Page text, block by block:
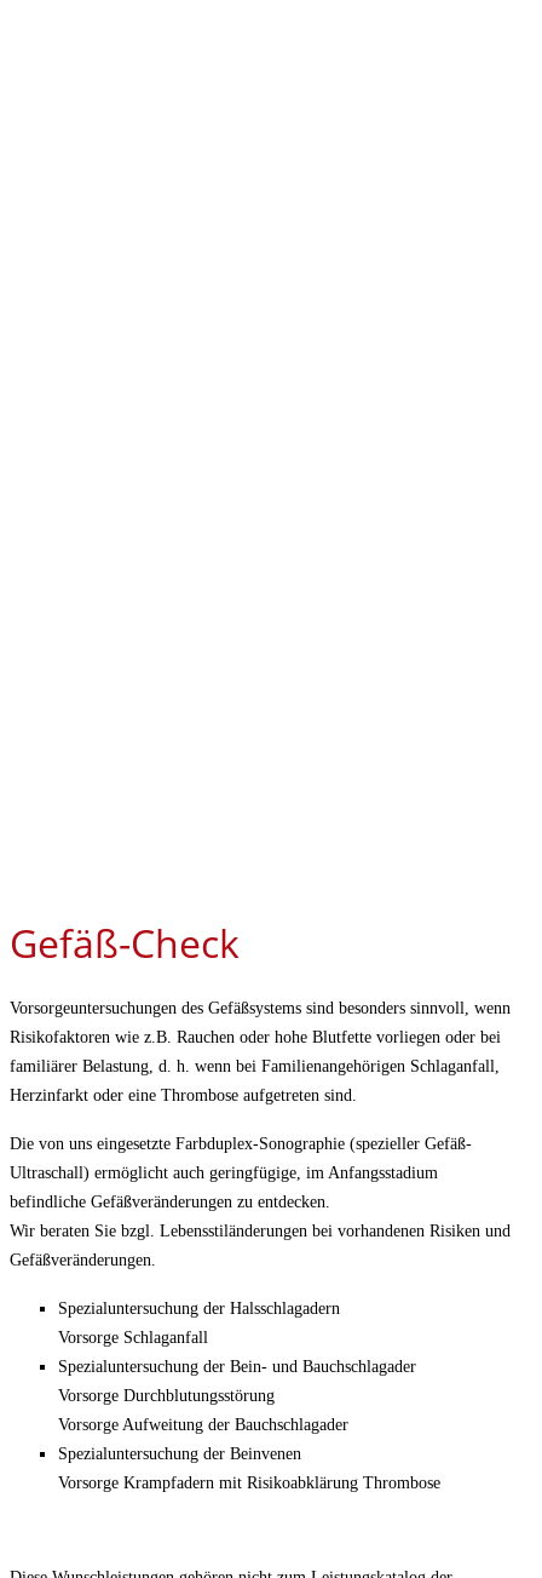
Gefäß-Check
Vorsorgeuntersuchungen des Gefäßsystems sind besonders sinnvoll, wenn
Risikofaktoren wie z.B. Rauchen oder hohe Blutfette vorliegen oder bei
familiärer Belastung, d. h. wenn bei Familienangehörigen Schlaganfall,
Herzinfarkt oder eine Thrombose aufgetreten sind.
Die von uns eingesetzte Farbduplex-Sonographie (spezieller Gefäß-
Ultraschall) ermöglicht auch geringfügige, im Anfangsstadium
befindliche Gefäßveränderungen zu entdecken.
Wir beraten Sie bzgl. Lebensstiländerungen bei vorhandenen Risiken und
Gefäßveränderungen.
Spezialuntersuchung der Halsschlagadern
Vorsorge Schlaganfall
Spezialuntersuchung der Bein- und Bauchschlagader
Vorsorge Durchblutungsstörung
Vorsorge Aufweitung der Bauchschlagader
Spezialuntersuchung der Beinvenen
Vorsorge Krampfadern mit Risikoabklärung Thrombose